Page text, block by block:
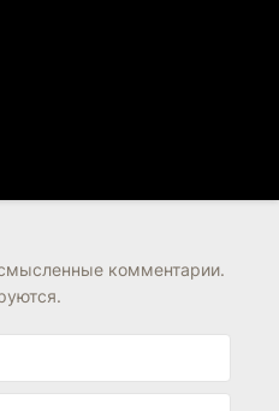
комментарии.